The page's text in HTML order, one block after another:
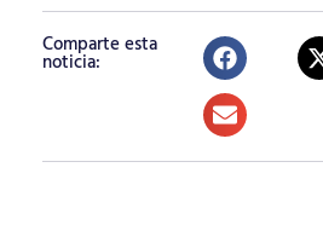
Comparte esta
noticia: